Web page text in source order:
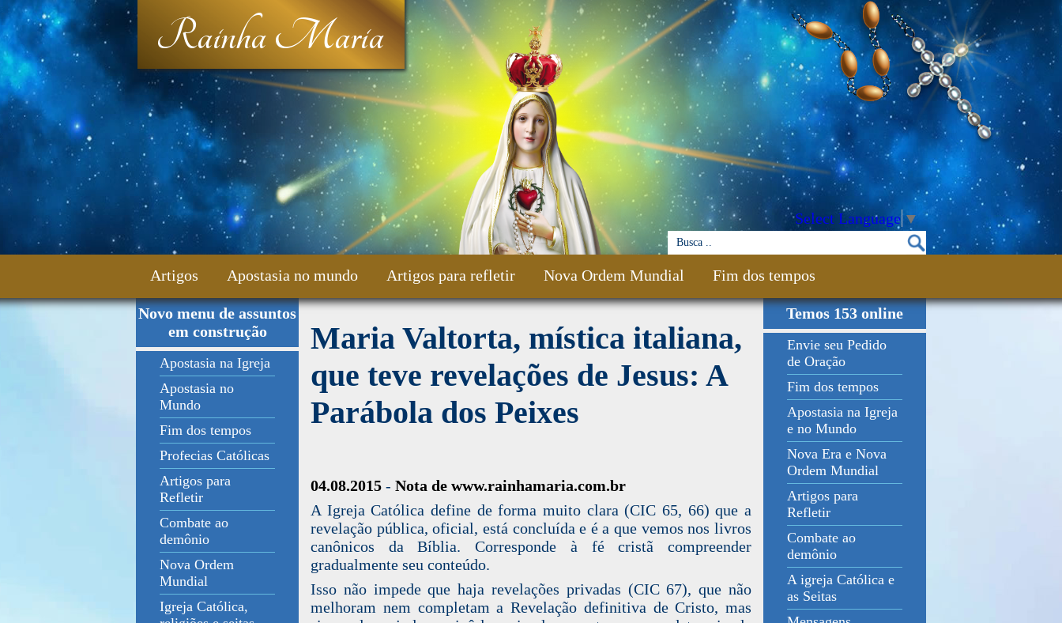
Rainha Maria
Select Language▼
Artigos Apostasia no mundo Artigos para refletir Nova Ordem Mundial Fim dos tempos
Fale Conosco
Novo menu de assuntos
em construção
Apostasia na Igreja
Apostasia no
Mundo
Fim dos tempos
Profecias Católicas
Artigos para
Refletir
Combate ao
demônio
Nova Ordem
Mundial
Igreja Católica,
Maria Valtorta, mística italiana,
que teve revelações de Jesus: A
Parábola dos Peixes
04.08.2015 - Nota de www.rainhamaria.com.br
A Igreja Católica define de forma muito clara (CIC 65, 66) que a
revelação pública, oficial, está concluída e é a que vemos nos livros
canônicos da Bíblia. Corresponde à fé cristã compreender
gradualmente seu conteúdo.
Isso não impede que haja revelações privadas (CIC 67), que não
melhoram nem completam a Revelação definitiva de Cristo, mas
Temos 153 online
Envie seu Pedido
de Oração
Fim dos tempos
Apostasia na Igreja
e no Mundo
Nova Era e Nova
Ordem Mundial
Artigos para
Refletir
Combate ao
demônio
A igreja Católica e
as Seitas